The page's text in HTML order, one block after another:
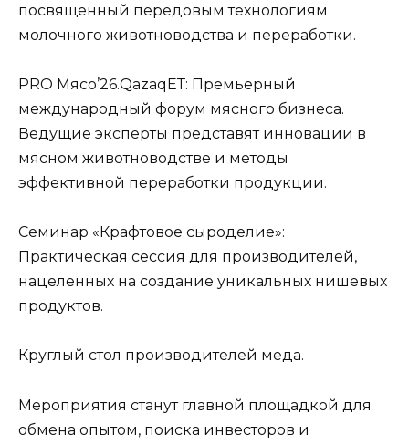
посвященный передовым технологиям
молочного животноводства и переработки.
PRO Мясо’26.QazaqЕТ: Премьерный
международный форум мясного бизнеса.
Ведущие эксперты представят инновации в
мясном животноводстве и методы
эффективной переработки продукции.
Семинар «Крафтовое сыроделие»:
Практическая сессия для производителей,
нацеленных на создание уникальных нишевых
продуктов.
Круглый стол производителей меда.
Мероприятия станут главной площадкой для
обмена опытом, поиска инвесторов и